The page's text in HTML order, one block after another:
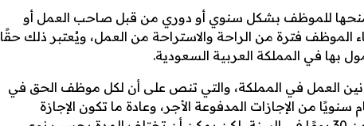
منحها للموظف بشكل سنوي أو دوري من قبل صاحب العمل أو
فترة من الراحة والاستراحة من العمل، ويُعتبر ذلك حقًا
بها في المملكة العربية السعودية.
العمل في المملكة، والتي تنص على أن لكل موظف الحق في
من الإجازات المدفوعة الأجر، وعادة ما تكون الإجازة